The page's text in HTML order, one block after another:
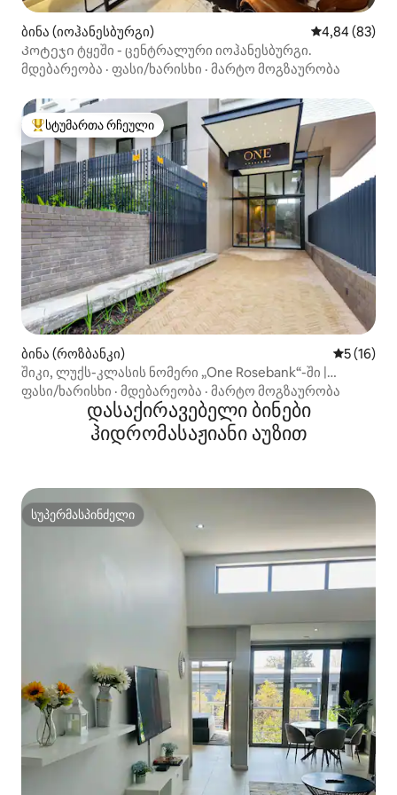
ბინა (იოჰანესბურგი) საშუალო
4,84 (83)
Კოტეჯი ტყეში - ცენტრალური იოჰანესბურგი.
მდებარეობა · ფასი/ხარისხი · მარტო მოგზაურობა
სტუმართა რჩეული მოწინავე ვარიანტი
სტუმართა რჩეული
ბინა (როზბანკი) საშუალო
5 (16)
შიკი, ლუქს-კლასის ნომერი „One Rosebank“-ში |
არაჩვეულებრივი ხედები
ფასი/ხარისხი · მდებარეობა · მარტო მოგზაურობა
დასაქირავებელი ბინები
ჰიდრომასაჟიანი აუზით
სუპერმასპინძელი
სუპერმასპინძელი